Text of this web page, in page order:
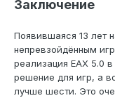
Заключение
Появившаяся 13 лет
непревзойдённым
реализация EAX 5.0
решение для игр, а
лучше шести. Это